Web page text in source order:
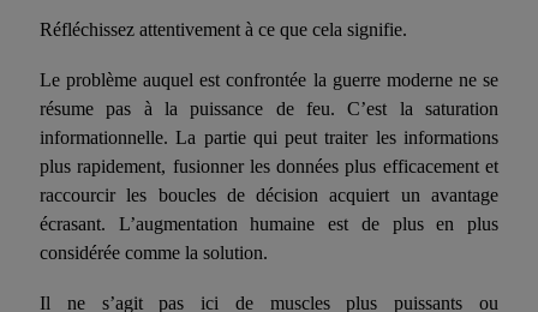
Réfléchissez attentivement à ce que cela signifie.
Le problème auquel est confrontée la guerre moderne ne se
résume pas à la puissance de feu. C’est la saturation
informationnelle. La partie qui peut traiter les informations
plus rapidement, fusionner les données plus efficacement et
raccourcir les boucles de décision acquiert un avantage
écrasant. L’augmentation humaine est de plus en plus
considérée comme la solution.
Il ne s’agit pas ici de muscles plus puissants ou